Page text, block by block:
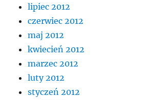
lipiec 2012
czerwiec 2012
maj 2012
kwiecień 2012
marzec 2012
luty 2012
styczeń 2012